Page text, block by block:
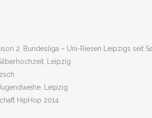
2. Bundesliga – Uni-Riesen Leipzigs seit
Leipzig
Leipzig
HipHop 2014